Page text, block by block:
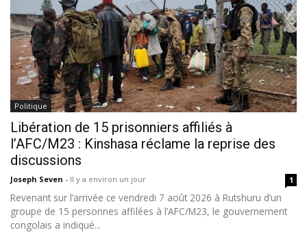
Politique
Libération de 15 prisonniers affiliés à
l’AFC/M23 : Kinshasa réclame la reprise des
discussions
Joseph Seven - Il y a environ un jour 1
Revenant sur l’arrivée ce vendredi 7 août 2026 à Rutshuru d’un
groupe de 15 personnes affilées à l’AFC/M23, le gouvernement
congolais a indiqué...